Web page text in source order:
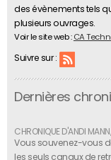
des évènements tels
plusieurs ouvrages.
Voir le site web : CA
Suivre sur :
Dernières
Vous souvenez-vous
les seuls canaux de